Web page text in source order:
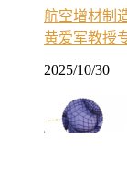
航空增材制
黄爱军教授
2025/10/30